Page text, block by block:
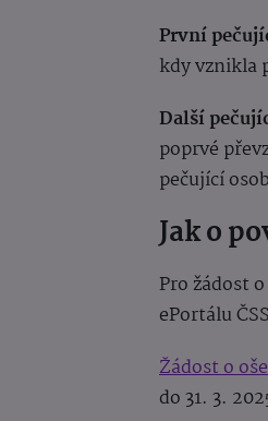
První
kdy vznikla
Další
poprvé
pečující
Jak o
Pro žádost
ePortálu
Žádost o
do 31. 3.